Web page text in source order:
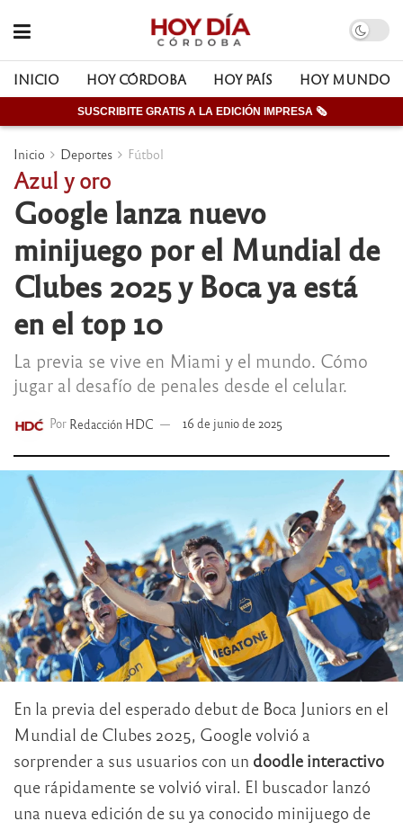
INICIO HOY CÓRDOBA HOY PAÍS HOY MUNDO
SUSCRIBITE GRATIS A LA EDICIÓN IMPRESA 🗞
Inicio Deportes Fútbol
Azul y oro
Google lanza nuevo
minijuego por el Mundial de
Clubes 2025 y Boca ya está
en el top 10
La previa se vive en Miami y el mundo. Cómo
jugar al desafío de penales desde el celular.
Por Redacción HDC 16 de junio de 2025
En la previa del esperado debut de Boca Juniors en el
Mundial de Clubes 2025, Google volvió a
sorprender a sus usuarios con un doodle interactivo
que rápidamente se volvió viral. El buscador lanzó
una nueva edición de su ya conocido minijuego de